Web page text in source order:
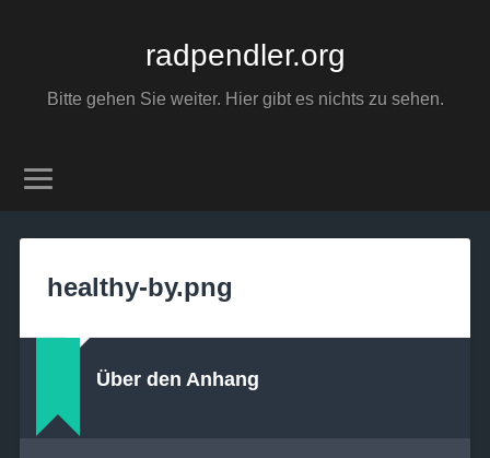
radpendler.org
Bitte gehen Sie weiter. Hier gibt es nichts zu sehen.
healthy-by.png
Über den Anhang